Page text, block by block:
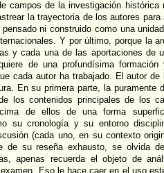
campos de la investigación
la trayectoria de los autores
ni construido como una
Y por último, porque la
y cada una de las aportaciones de
de una profundísima
cada autor ha trabajado. El autor
En su primera parte, la puramente
los contenidos principales de los
de ellos de una forma
su cronología y su entorno
(cada uno, en su contexto
de su reseña exhausto, se olvida
apenas recuerda el objeto de
Eso le hace caer en el uso